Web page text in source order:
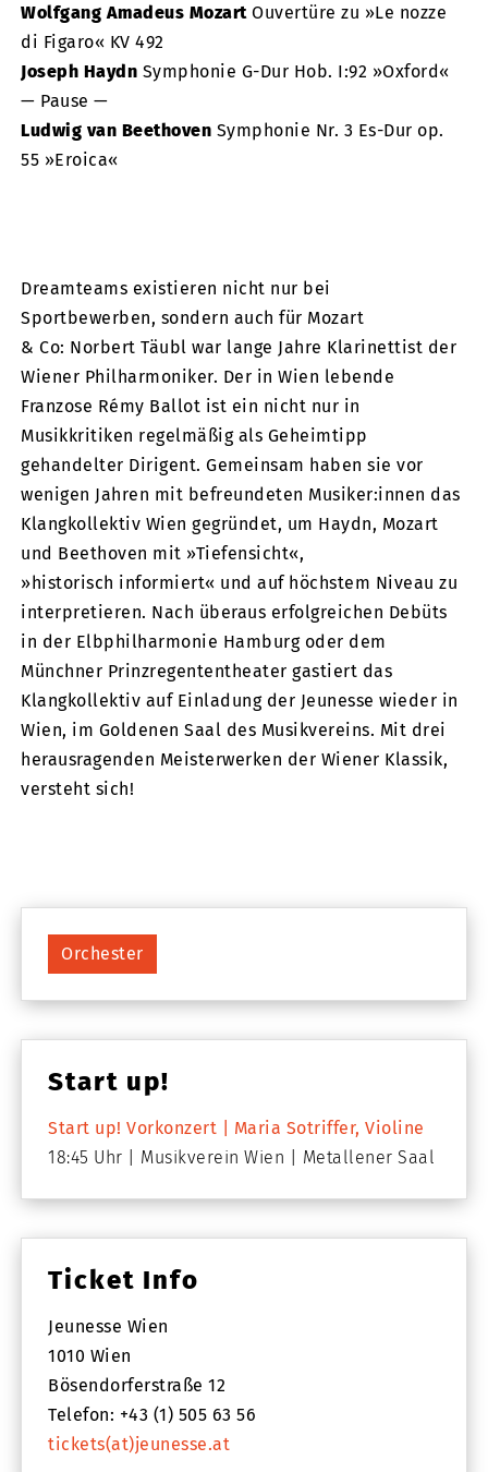
Wolfgang Amadeus Mozart Ouvertüre zu »Le nozze
di Figaro« KV 492
Joseph Haydn Symphonie G-Dur Hob. I:92 »Oxford«
— Pause —
Ludwig van Beethoven Symphonie Nr. 3 Es-Dur op.
55 »Eroica«
Dreamteams existieren nicht nur bei
Sportbewerben, sondern auch für Mozart
& Co: Norbert Täubl war lange Jahre Klarinettist der
Wiener Philharmoniker. Der in Wien lebende
Franzose Rémy Ballot ist ein nicht nur in
Musikkritiken regelmäßig als Geheimtipp
gehandelter Dirigent. Gemeinsam haben sie vor
wenigen Jahren mit befreundeten Musiker:innen das
Klangkollektiv Wien gegründet, um Haydn, Mozart
und Beethoven mit »Tiefensicht«,
»historisch informiert« und auf höchstem Niveau zu
interpretieren. Nach überaus erfolgreichen Debüts
in der Elbphilharmonie Hamburg oder dem
Münchner Prinzregententheater gastiert das
Klangkollektiv auf Einladung der Jeunesse wieder in
Wien, im Goldenen Saal des Musikvereins. Mit drei
herausragenden Meisterwerken der Wiener Klassik,
versteht sich!
Orchester
Start up!
Start up! Vorkonzert | Maria Sotriffer, Violine
18:45 Uhr
Musikverein Wien Metallener Saal
Ticket Info
Jeunesse Wien
1010 Wien
Bösendorferstraße 12
Telefon: +43 (1) 505 63 56
tickets(at)jeunesse.at